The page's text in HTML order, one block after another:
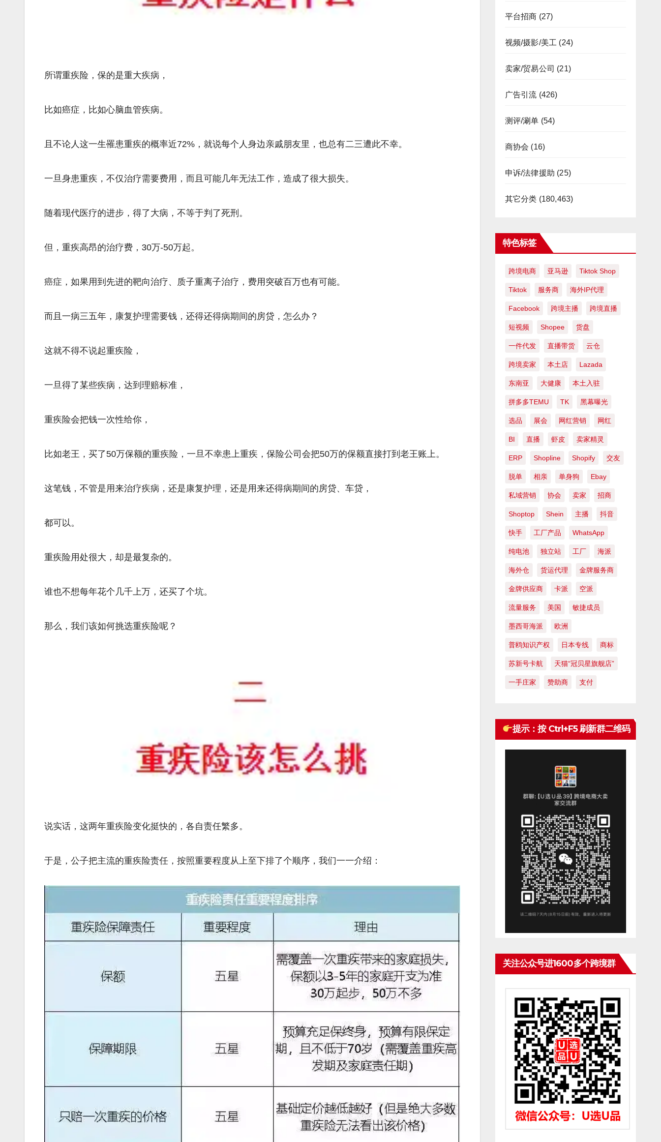
所谓重疾险，保的是重大疾病，
比如癌症，比如心脑血管疾病。
且不论人这一生罹患重疾的概率近72%，就说每个人身边亲戚朋友里，也总有二三遭此不幸。
一旦身患重疾，不仅治疗需要费用，而且可能几年无法工作，造成了很大损失。
随着现代医疗的进步，得了大病，不等于判了死刑。
但，重疾高昂的治疗费，30万-50万起。
癌症，如果用到先进的靶向治疗、质子重离子治疗，费用突破百万也有可能。
而且一病三五年，康复护理需要钱，还得还得病期间的房贷，怎么办？
这就不得不说起重疾险，
一旦得了某些疾病，达到理赔标准，
重疾险会把钱一次性给你，
比如老王，买了50万保额的重疾险，一旦不幸患上重疾，保险公司会把50万的保额直接打到老王账上。
这笔钱，不管是用来治疗疾病，还是康复护理，还是用来还得病期间的房贷、车贷，
都可以。
重疾险用处很大，却是最复杂的。
谁也不想每年花个几千上万，还买了个坑。
那么，我们该如何挑选重疾险呢？
说实话，这两年重疾险变化挺快的，各自责任繁多。
于是，公子把主流的重疾险责任，按照重要程度从上至下排了个顺序，我们一一介绍：
平台招商 (27)
视频/摄影/美工 (24)
卖家/贸易公司 (21)
广告引流 (426)
测评/涮单 (54)
商协会 (16)
申诉/法律援助 (25)
其它分类 (180,463)
特色标签
跨境电商 亚马逊 Tiktok Shop
Tiktok 服务商 海外IP代理
Facebook 跨境主播 跨境直播
短视频 Shopee 货盘
一件代发 直播带货 云仓
跨境卖家 本土店 Lazada
东南亚 大健康 本土入驻
拼多多TEMU TK 黑幕曝光
选品 展会 网红营销 网红
BI 直播 虾皮 卖家精灵
ERP Shopline Shopify 交友
脱单 相亲 单身狗 Ebay
私域营销 协会 卖家 招商
Shoptop Shein 主播 抖音
快手 工厂产品 WhatsApp
纯电池 独立站 工厂 海派
海外仓 货运代理 金牌服务商
金牌供应商 卡派 空派
流量服务 美国 敏捷成员
墨西哥海派 欧洲
普鸥知识产权 日本专线 商标
苏新号卡航 天猫“冠贝星旗舰店”
一手庄家 赞助商 支付
提示：按 Ctrl+F5 刷新群二维码
关注公众号进1600多个跨境群